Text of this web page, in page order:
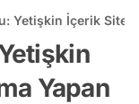
Yetişkin İçerik
Yapan